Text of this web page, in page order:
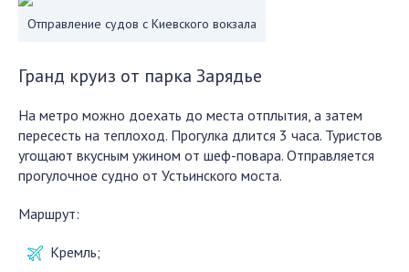
Отправление судов с Киевского вокзала
Гранд круиз от парка Зарядье
На метро можно доехать до места отплытия, а затем
пересесть на теплоход. Прогулка длится 3 часа. Туристов
угощают вкусным ужином от шеф-повара. Отправляется
прогулочное судно от Устьинского моста.
Маршрут:
Кремль;